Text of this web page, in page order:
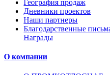
География продаж
Дневники проектов
Наши партнеры
Благодарственные
Награды
О компании